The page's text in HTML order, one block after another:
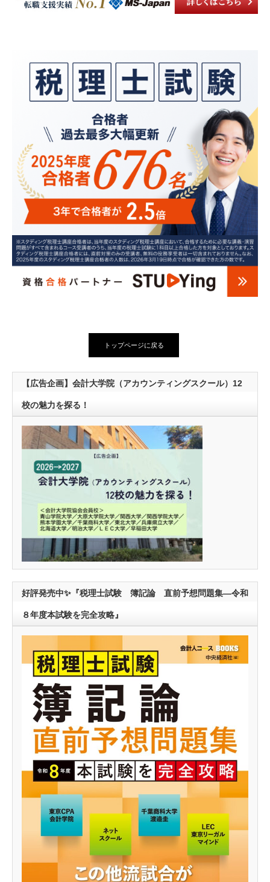
トップページに戻る
【広告企画】会計大学院（アカウンティングスクール）12
校の魅力を探る！
好評発売中✨『税理士試験 簿記論 直前予想問題集―令和
８年度本試験を完全攻略』